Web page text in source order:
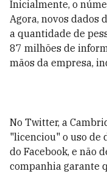
Inicialmente, o
Agora, novos dados
a quantidade de
87 milhões de
mãos da empresa,
No Twitter, a
"licenciou" o uso de
do Facebook, e não
companhia garante